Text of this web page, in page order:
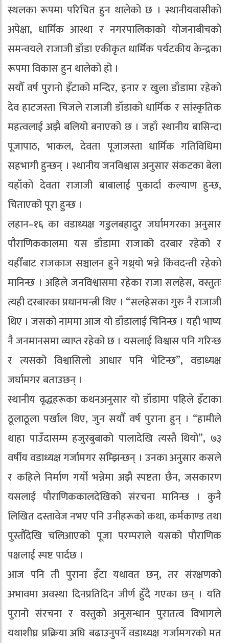
स्थलका रूपमा परिचित हुन थालेको छ । स्थानीयवासीको
अपेक्षा, धार्मिक आस्था र नगरपालिकाको योजनाबीचको
समन्वयले राजाजी डाँडा एकीकृत धार्मिक पर्यटकीय केन्द्रका
रूपमा विकास हुन थालेको हो ।
सयौँ वर्ष पुरानो इँटाको मन्दिर, इनार र खुला डाँडामा रहेको
देव हाटजस्ता चिजले राजाजी डाँडाको धार्मिक र सांस्कृतिक
महत्वलाई अझै बलियो बनाएको छ । जहाँ स्थानीय बासिन्दा
पूजापाठ, भाकल, देवता पूजाजस्ता धार्मिक गतिविधिमा
सहभागी हुन्छन् । स्थानीय जनविश्वास अनुसार संकटका बेला
यहाँको देवता राजाजी बाबालाई पुकार्दा कल्याण हुन्छ,
चिताएको पूरा हुन्छ ।
लहान–१६ का वडाध्यक्ष गडुलबहादुर जर्घामगरका अनुसार
पौराणिककालमा यस डाँडामा राजाको दरबार रहेको र
यहीँबाट राजकाज सञ्चालन हुने गथ्र्यो भन्ने किंवदन्ती रहेको
मानिन्छ । अहिले जनविश्वासमा रहेका राजा सलहेस, वस्तुतः
त्यही दरबारका प्रधानमन्त्री थिए । “सलहेसका गुरु नै राजाजी
थिए । जसको नाममा आज यो डाँडालाई चिनिन्छ । यही भाष्य
नै जनमानसमा व्याप्त रहेको छ । यसलाई विश्वास पनि गरिन्छ
र त्यसको विश्वासिलो आधार पनि भेटिन्छ”, वडाध्यक्ष
जर्घामगर बताउछन् ।
स्थानीय वृद्धहरूका कथनअनुसार यो डाँडामा पहिले इँटाका
ठूलाठूला पर्खाल थिए, जुन सयौँ वर्ष पुराना हुन् । “हामीले
थाहा पाउँदासम्म हजुरबुबाको पालादेखि त्यस्तै थियो”, ७३
वर्षीय वडाध्यक्ष गर्जामगर सम्झिन्छन् । उनका अनुसार कसले
र कहिले निर्माण गर्यो भन्नेमा अझै स्पष्टता छैन, जसकारण
यसलाई पौराणिककालदेखिको संरचना मानिन्छ । कुनै
लिखित दस्तावेज नभए पनि उनीहरूको कथा, कर्मकाण्ड तथा
पुस्तौँदेखि चलिआएको पूजा परम्पराले यसको पौराणिक
पक्षलाई स्पष्ट पार्दछ ।
आज पनि ती पुराना इँटा यथावत छन्, तर संरक्षणको
अभावमा अवस्था दिनप्रतिदिन जीर्ण हुँदै गएका छन् । यति
पुरानो संरचना र वस्तुको अनुसन्धान पुरातत्व विभागले
यथाशीघ्र प्रक्रिया अघि बढाउनुपर्ने वडाध्यक्ष गर्जामगरको मत